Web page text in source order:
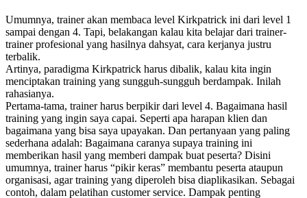
Umumnya, trainer akan membaca level Kirkpatrick ini dari level 1
sampai dengan 4. Tapi, belakangan kalau kita belajar dari trainer-
trainer profesional yang hasilnya dahsyat, cara kerjanya justru
terbalik.
Artinya, paradigma Kirkpatrick harus dibalik, kalau kita ingin
menciptakan training yang sungguh-sungguh berdampak. Inilah
rahasianya.
Pertama-tama, trainer harus berpikir dari level 4. Bagaimana hasil
training yang ingin saya capai. Seperti apa harapan klien dan
bagaimana yang bisa saya upayakan. Dan pertanyaan yang paling
sederhana adalah: Bagaimana caranya supaya training ini
memberikan hasil yang memberi dampak buat peserta? Disini
umumnya, trainer harus “pikir keras” membantu peserta ataupun
organisasi, agar training yang diperoleh bisa diaplikasikan. Sebagai
contoh, dalam pelatihan customer service. Dampak penting